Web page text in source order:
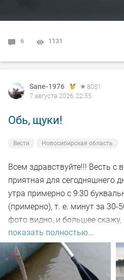
6 1131
Sane-1976
8051
7 августа 2026, 22:55
Обь, щуки!
Вести Новосибирская область
Всем здравствуйте!!! Весть с
приятная для сегодняшнего
утра примерно с 9:30
(примерно), т. е. минут за 30-
фото видно, и большее
был рыбак, который рыбачил с
на остров на белую рыбу, а
корягам. Уже много
долбил до вечера выхода не
показать полностью...